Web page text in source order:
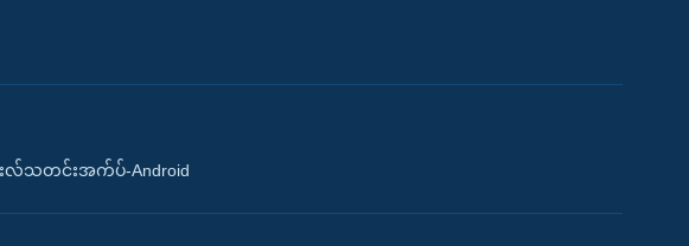
သတင်းအက်ပ်-Android